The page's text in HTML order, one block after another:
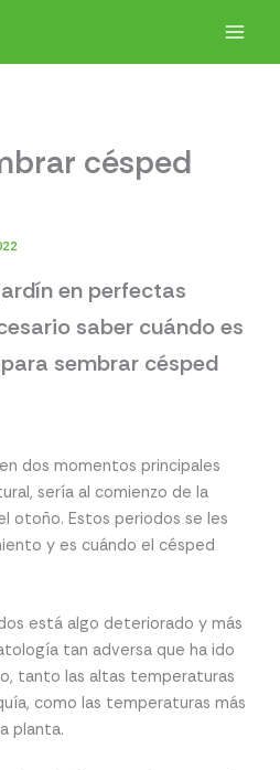
césped
en perfectas
saber cuándo es
sembrar césped
dos momentos principales
sería al comienzo de la
otoño. Estos periodos se les
y es cuándo el césped
está algo deteriorado y más
tan adversa que ha ido
tanto las altas temperaturas
como las temperaturas más
planta.